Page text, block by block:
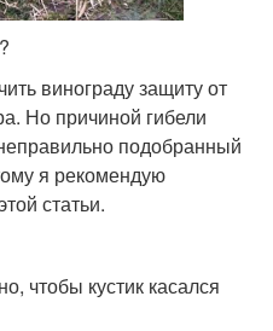
винограду защиту от
Но причиной гибели
подобранный
я рекомендую
статьи.
чтобы кустик касался